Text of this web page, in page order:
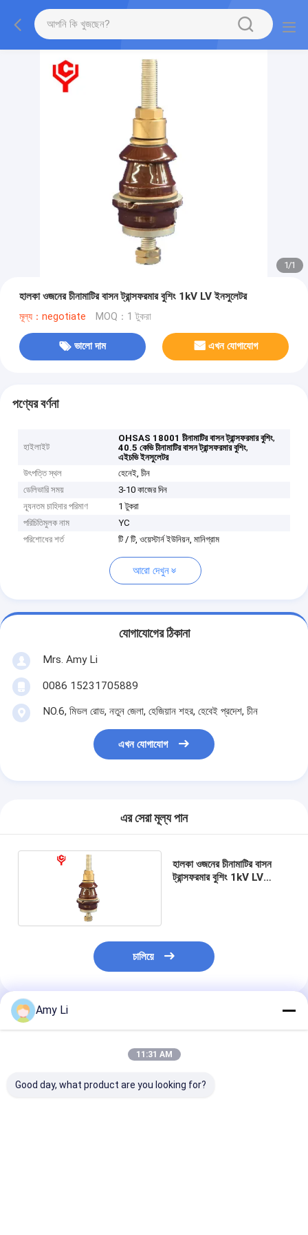
1/1
হালকা ওজনের চীনামাটির বাসন ট্রান্সফরমার বুশিং 1kV LV ইনসুলেটর
মূল্য：negotiate MOQ：1 টুকরা
ভালো দাম এখন যোগাযোগ
পণ্যের বর্ণনা
হাইলাইট
OHSAS 18001 চীনামাটির বাসন ট্রান্সফরমার বুশিং,
40.5 কেভি চীনামাটির বাসন ট্রান্সফরমার বুশিং,
এইচভি ইনসুলেটর
উৎপত্তি স্থল
হেনেই, চীন
ডেলিভারি সময়
3-10 কাজের দিন
ন্যূনতম চাহিদার পরিমাণ
1 টুকরা
পরিচিতিমুলক নাম
YC
পরিশোধের শর্ত
টি / টি, ওয়েস্টার্ন ইউনিয়ন, মানিগ্রাম
আরো দেখুন
যোগাযোগের ঠিকানা
Mrs. Amy Li
0086 15231705889
NO.6, মিডল রোড, নতুন জেলা, হেজিয়ান শহর, হেবেই প্রদেশ, চীন
এখন যোগাযোগ
এর সেরা মূল্য পান
হালকা ওজনের চীনামাটির বাসন
ট্রান্সফরমার বুশিং 1kV LV
চালিয়ে
প্রস্তাবিত পণ্য
Amy Li
11:31 AM
Good day, what product are you looking for?